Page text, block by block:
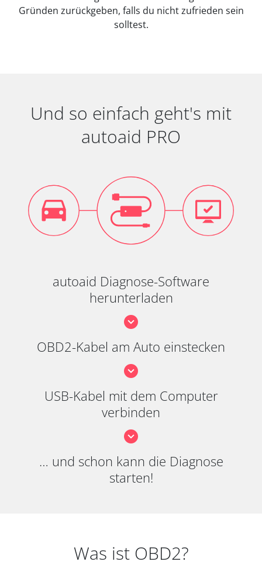
Gründen zurückgeben, falls du nicht zufrieden sein
solltest.
Und so einfach geht's mit
autoaid PRO
autoaid Diagnose-Software
herunterladen
OBD2-Kabel am Auto einstecken
USB-Kabel mit dem Computer
verbinden
… und schon kann die Diagnose
starten!
Was ist OBD2?